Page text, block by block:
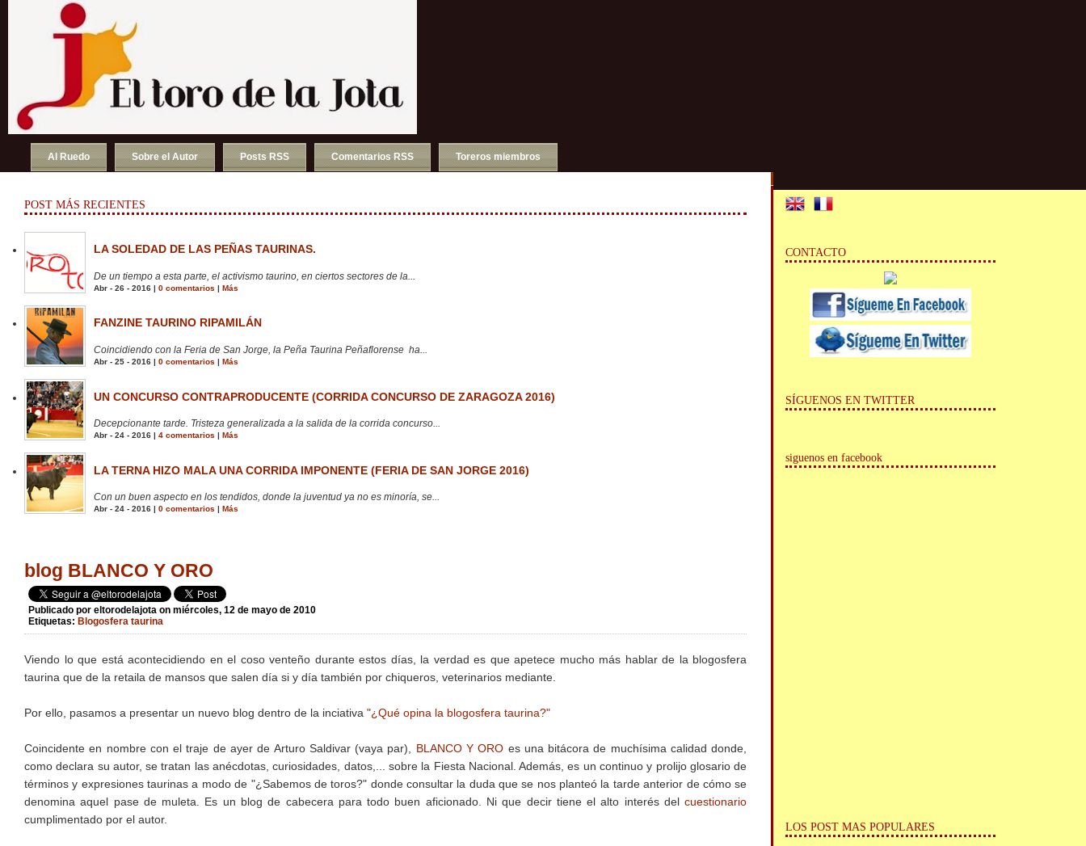
Al Ruedo Sobre el Autor Posts RSS Comentarios RSS Toreros miembros
POST MÁS RECIENTES
LA SOLEDAD DE LAS PEÑAS TAURINAS.
De un tiempo a esta parte, el activismo taurino, en ciertos sectores de la...
Abr - 26 - 2016 | 0 comentarios | Más
FANZINE TAURINO RIPAMILÁN
Coincidiendo con la Feria de San Jorge, la Peña Taurina Peñaflorense ha...
Abr - 25 - 2016 | 0 comentarios | Más
UN CONCURSO CONTRAPRODUCENTE (CORRIDA CONCURSO DE ZARAGOZA 2016)
Decepcionante tarde. Tristeza generalizada a la salida de la corrida concurso...
Abr - 24 - 2016 | 4 comentarios | Más
LA TERNA HIZO MALA UNA CORRIDA IMPONENTE (FERIA DE SAN JORGE 2016)
Con un buen aspecto en los tendidos, donde la juventud ya no es minoría, se...
Abr - 24 - 2016 | 0 comentarios Más
blog BLANCO Y ORO
Publicado por eltorodelajota on miércoles, 12 de mayo de 2010
Etiquetas: Blogosfera taurina
Viendo lo que está acontecidiendo en el coso venteño durante estos días, la verdad es que apetece mucho más hablar de la blogosfera
taurina que de la retaila de mansos que salen día si y día también por chiqueros, veterinarios mediante.
Por ello, pasamos a presentar un nuevo blog dentro de la inciativa "¿Qué opina la blogosfera taurina?"
Coincidente en nombre con el traje de ayer de Arturo Saldivar (vaya par), BLANCO Y ORO es una bitácora de muchísima calidad donde,
como declara su autor, se tratan las anécdotas, curiosidades, datos,... sobre la Fiesta Nacional. Además, es un continuo y prolijo glosario de
términos y expresiones taurinas a modo de "¿Sabemos de toros?" donde consultar la duda que se nos planteó la tarde anterior de cómo se
denomina aquel pase de muleta. Es un blog de cabecera para todo buen aficionado. Ni que decir tiene el alto interés delcuestionario
cumplimentado por el autor.
CONTACTO
SÍGUENOS EN TWITTER
siguenos en facebook
LOS POST MAS POPULARES